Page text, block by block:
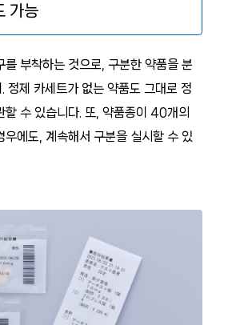
가능
를 부착하는 것으로, 구분한 약품을 분
정제 카세트가 없는 약품도 그대로 정
할 수 있습니다. 또, 약품종이 40개의
우에도, 계속해서 구분을 실시할 수 있